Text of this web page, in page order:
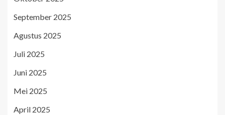
September 2025
Agustus 2025
Juli 2025
Juni 2025
Mei 2025
April 2025